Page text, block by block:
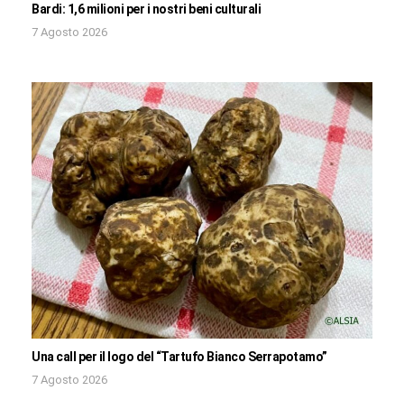
Bardi: 1,6 milioni per i nostri beni culturali
7 Agosto 2026
Una call per il logo del “Tartufo Bianco Serrapotamo”
7 Agosto 2026